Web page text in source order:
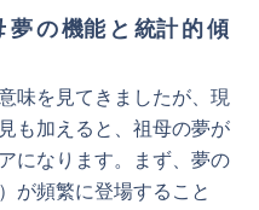
夢 の 機能 と 統計 的 傾
味を見てきましたが、現
も加えると、祖母の夢が
になります。まず、夢の
が頻繁に登場すること